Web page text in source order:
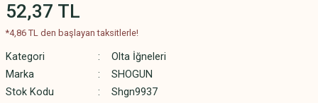
52,37 TL
*4,86 TL den başlayan taksitlerle!
Kategori
Olta İğneleri
Marka
SHOGUN
Stok Kodu
Shgn9937